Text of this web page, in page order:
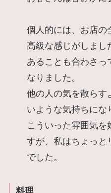
個人的には、お店の
高級な感じがしまし
あることも合わさっ
なりました。
他の人の気を散らす
いような気持ちにな
こういった雰囲気を
すが、私はちょっと
でした。
料理